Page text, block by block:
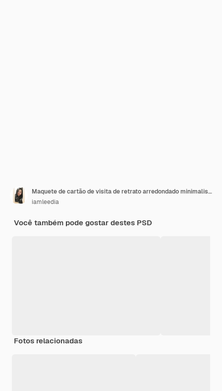
Maquete de cartão de visita de retrato arredondado minimalista
iamleedia
Você também pode gostar destes PSD
Fotos relacionadas